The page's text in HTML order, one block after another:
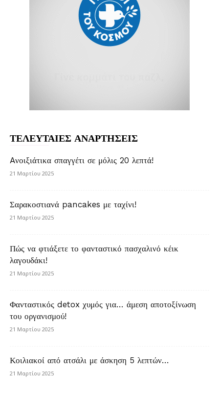
ΤΕΛΕΥΤΑΙΕΣ ΑΝΑΡΤΗΣΕΙΣ
Aνοιξιάτικα σπαγγέτι σε μόλις 20 λεπτά!
21 Μαρτίου 2025
Σαρακοστιανά pancakes με ταχίνι!
21 Μαρτίου 2025
Πώς να φτιάξετε το φανταστικό πασχαλινό κέικ
λαγουδάκι!
21 Μαρτίου 2025
Φανταστικός detox χυμός για… άμεση αποτοξίνωση
του οργανισμού!
21 Μαρτίου 2025
Κοιλιακοί από ατσάλι με άσκηση 5 λεπτών…
21 Μαρτίου 2025